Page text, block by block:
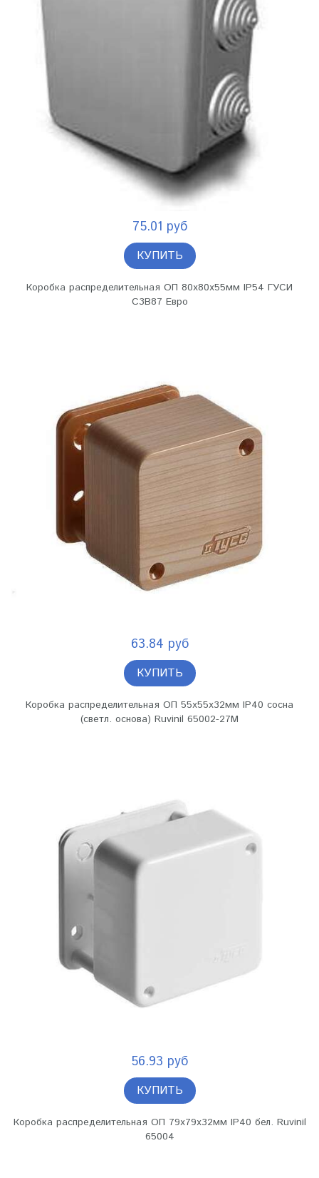
75.01 руб
КУПИТЬ
Коробка распределительная ОП 80х80х55мм IP54 ГУСИ
С3В87 Евро
63.84 руб
КУПИТЬ
Коробка распределительная ОП 55х55х32мм IP40 сосна
(светл. основа) Ruvinil 65002-27М
56.93 руб
КУПИТЬ
Коробка распределительная ОП 79х79х32мм IP40 бел. Ruvinil
65004